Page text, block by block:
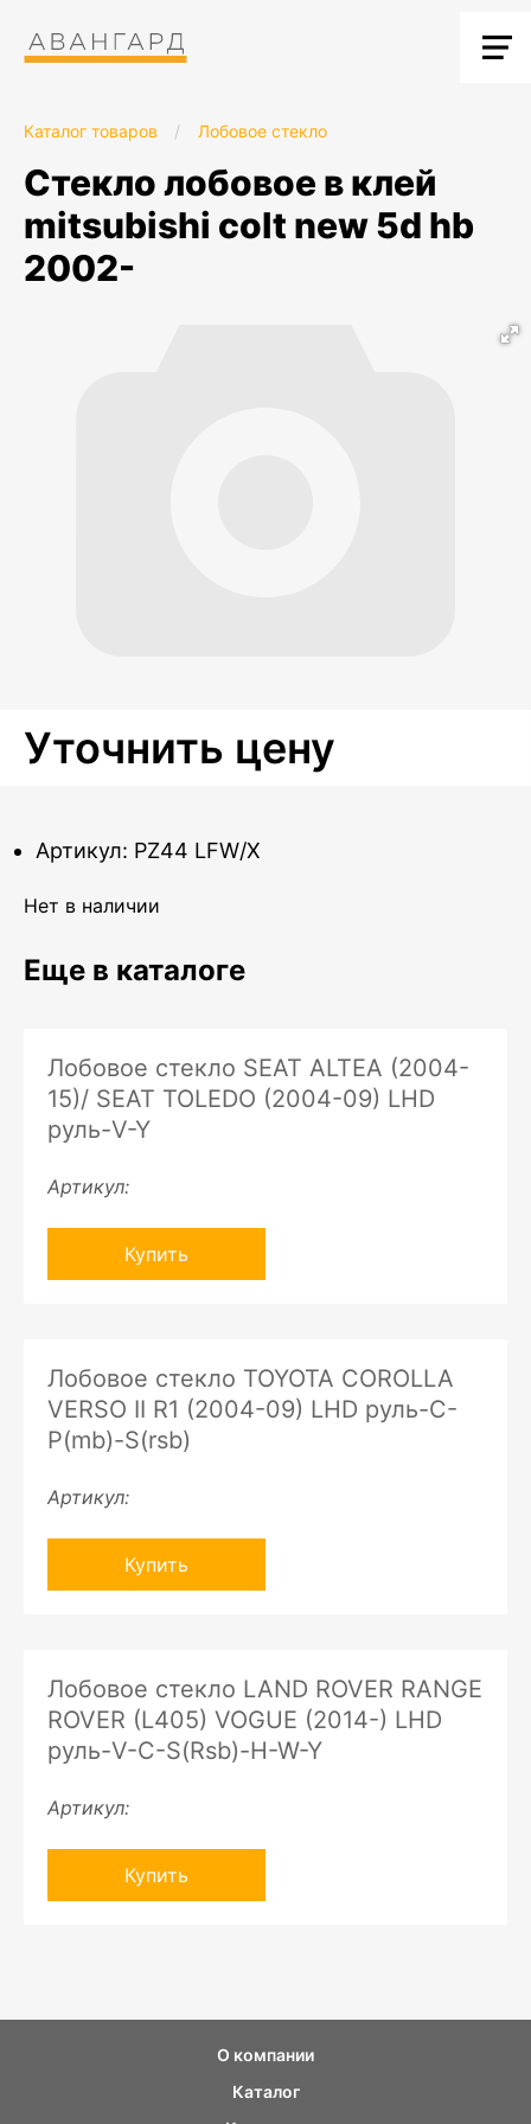
Каталог товаров / Лобовое стекло
стекло лобовое в клей
mitsubishi colt new 5d hb
2002-
Уточнить цену
Артикул: PZ44 LFW/X
Нет в наличии
Еще в каталоге
Лобовое стекло SEAT ALTEA (2004-
15)/ SEAT TOLEDO (2004-09) LHD
руль-V-Y
Артикул:
Купить
Лобовое стекло TOYOTA COROLLA
VERSO II R1 (2004-09) LHD руль-C-
P(mb)-S(rsb)
Артикул:
Купить
Лобовое стекло LAND ROVER RANGE
ROVER (L405) VOGUE (2014-) LHD
руль-V-C-S(Rsb)-H-W-Y
Артикул:
Купить
О компании
Каталог